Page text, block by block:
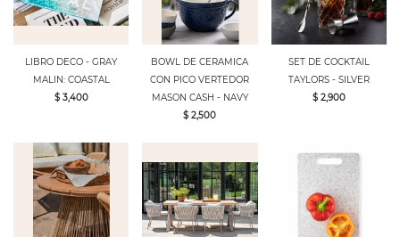
LIBRO DECO - GRAY
MALIN: COASTAL
$ 3,400
BOWL DE CERAMICA
CON PICO VERTEDOR
MASON CASH - NAVY
$ 2,500
SET DE COCKTAIL
TAYLORS - SILVER
$ 2,900